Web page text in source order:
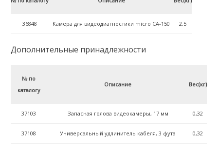
36848 Камера для видеодиагностики micro CA-150 2,5
Дополнительные принадлежности
№ по
каталогу
Описание Вес(кг)
37103 Запасная голова видеокамеры, 17 мм 0,32
37108 Универсальный удлинитель кабеля, 3 фута 0,32